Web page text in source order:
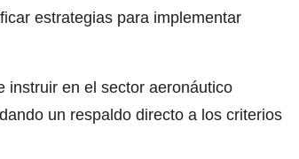
estrategias para implementar
instruir en el sector aeronáutico
un respaldo directo a los criterios